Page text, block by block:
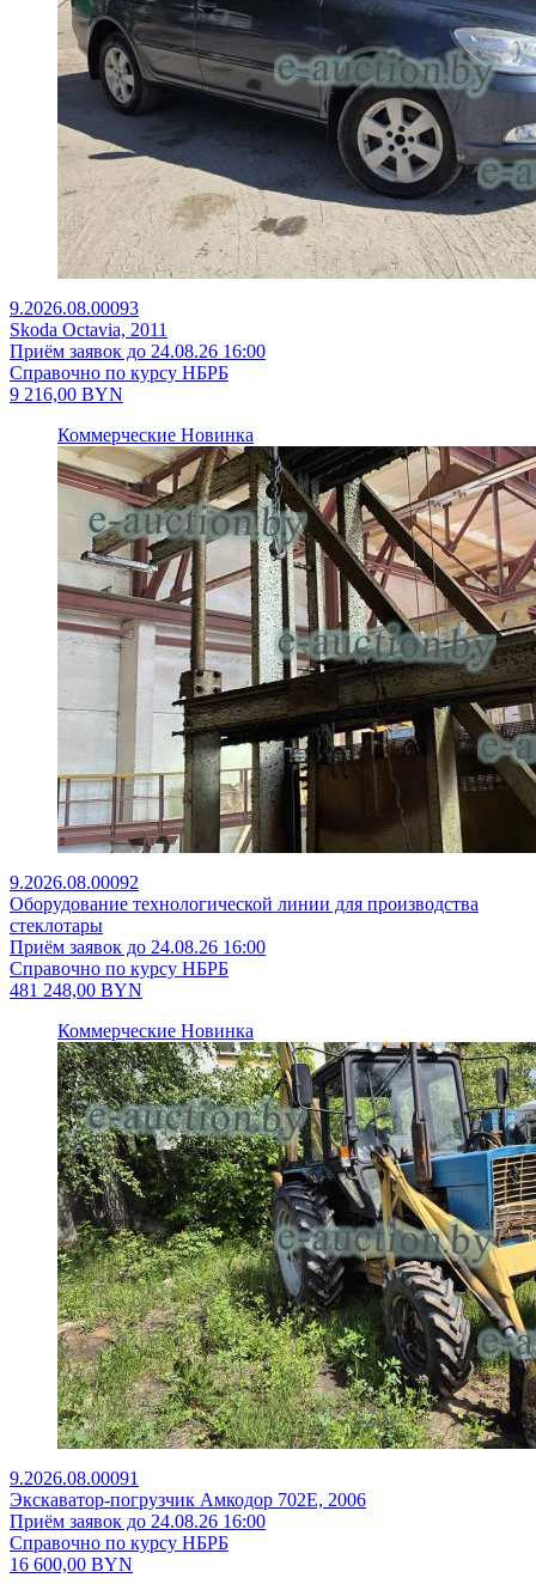
9.2026.08.00093
Skoda Octavia, 2011
Приём заявок до 24.08.26 16:00
Справочно по курсу НБРБ
9 216,00 BYN
Коммерческие Новинка
9.2026.08.00092
Оборудование технологической линии для производства
стеклотары
Приём заявок до 24.08.26 16:00
Справочно по курсу НБРБ
481 248,00 BYN
Коммерческие Новинка
9.2026.08.00091
Экскаватор-погрузчик Амкодор 702Е, 2006
Приём заявок до 24.08.26 16:00
Справочно по курсу НБРБ
16 600,00 BYN